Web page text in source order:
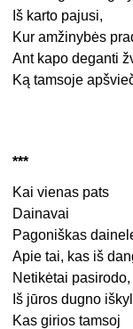
Iš karto pajusi,
Kur amžinybės
Ant kapo deganti
Ką tamsoje
***
Kai vienas pats
Dainavai
Pagoniškas
Apie tai, kas iš
Netikėtai pasirodo,
Iš jūros dugno
Kas girios tamsoj